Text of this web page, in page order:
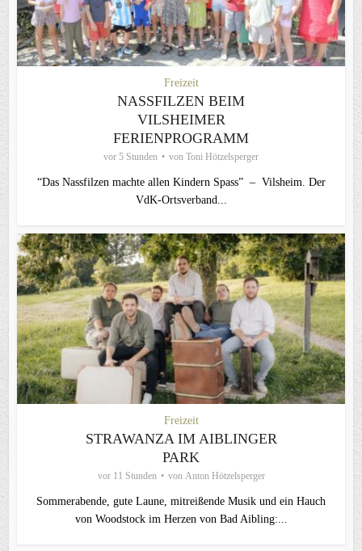
Freizeit
NASSFILZEN BEIM
VILSHEIMER
FERIENPROGRAMM
vor 5 Stunden von Toni Hötzelsperger
“Das Nassfilzen machte allen Kindern Spass” – Vilsheim. Der
VdK-Ortsverband...
Freizeit
STRAWANZA IM AIBLINGER
PARK
vor 11 Stunden von Anton Hötzelsperger
Sommerabende, gute Laune, mitreißende Musik und ein Hauch
von Woodstock im Herzen von Bad Aibling:...